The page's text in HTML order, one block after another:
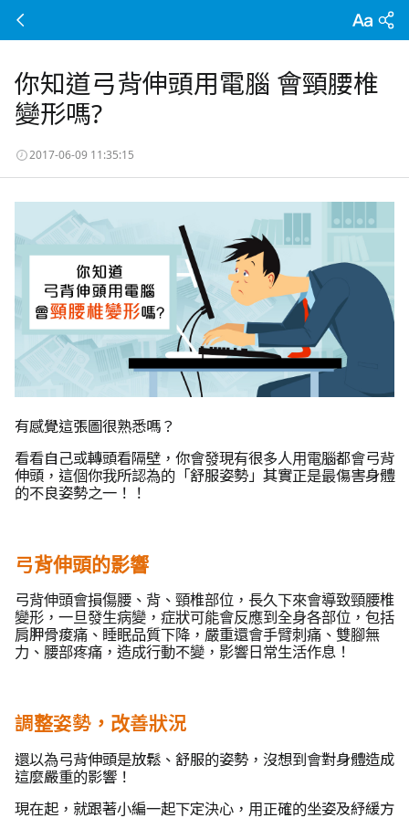
你知道弓背伸頭用電腦 會頸腰椎
變形嗎?
2017-06-09 11:35:15
有感覺這張圖很熟悉嗎？
看看自己或轉頭看隔壁，你會發現有很多人用電腦都會弓背
伸頭，這個你我所認為的「舒服姿勢」其實正是最傷害身體
的不良姿勢之一！！
弓背伸頭的影響
弓背伸頭會損傷腰、背、頸椎部位，長久下來會導致頸腰椎
變形，一旦發生病變，症狀可能會反應到全身各部位，包括
肩胛骨痠痛、睡眠品質下降，嚴重還會手臂刺痛、雙腳無
力、腰部疼痛，造成行動不變，影響日常生活作息！
調整姿勢，改善狀況
還以為弓背伸頭是放鬆、舒服的姿勢，沒想到會對身體造成
這麼嚴重的影響！
現在起，就跟著小編一起下定決心，用正確的坐姿及紓緩方